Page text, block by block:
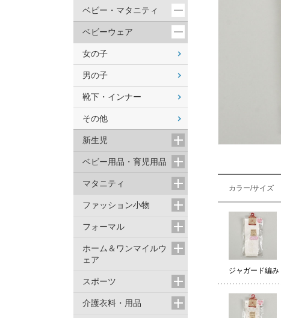
カラー/サイズ
ジャガード編み
ベビー・マタニティ
ベビーウェア
女の子
男の子
靴下・インナー
その他
新生児
ベビー用品・育児用品
マタニティ
ファッション小物
フォーマル
ホーム＆ワンマイルウ
ェア
スポーツ
介護衣料・用品